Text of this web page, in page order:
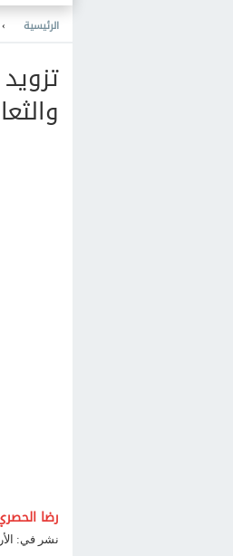
الرئيسية ›
رضا
نشر في: الأربعاء 8 يوليه 2026 - 11:23 ص | آخر تحديث: